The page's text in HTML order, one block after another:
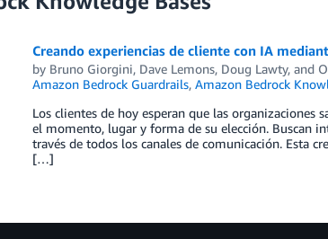
Creando experiencias de cliente con IA
by Bruno Giorgini, Dave Lemons, Doug Lawty, and
Amazon Bedrock Guardrails, Amazon Bedrock
Los clientes de hoy esperan que las organizaciones
el momento, lugar y forma de su elección. Buscan
través de todos los canales de comunicación. Esta
[…]